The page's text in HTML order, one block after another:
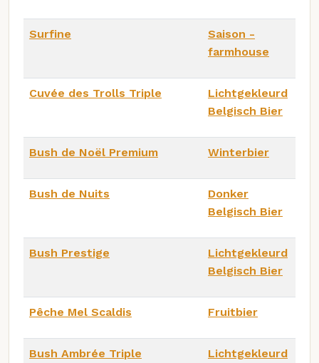
Surfine
Saison -
farmhouse
Cuvée des Trolls Triple
Lichtgekleurd
Belgisch Bier
Bush de Noël Premium Winterbier
Bush de Nuits
Donker
Belgisch Bier
Bush Prestige
Lichtgekleurd
Belgisch Bier
Pêche Mel Scaldis Fruitbier
Bush Ambrée Triple
Lichtgekleurd